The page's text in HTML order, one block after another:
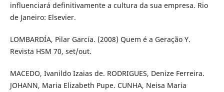
influenciará definitivamente a cultura da sua empresa. Rio
de Janeiro: Elsevier.
LOMBARDÍA, Pilar García. (2008) Quem é a Geração Y.
Revista HSM 70, set/out.
MACEDO, Ivanildo Izaias de. RODRIGUES, Denize Ferreira.
JOHANN, Maria Elizabeth Pupe. CUNHA, Neisa Maria